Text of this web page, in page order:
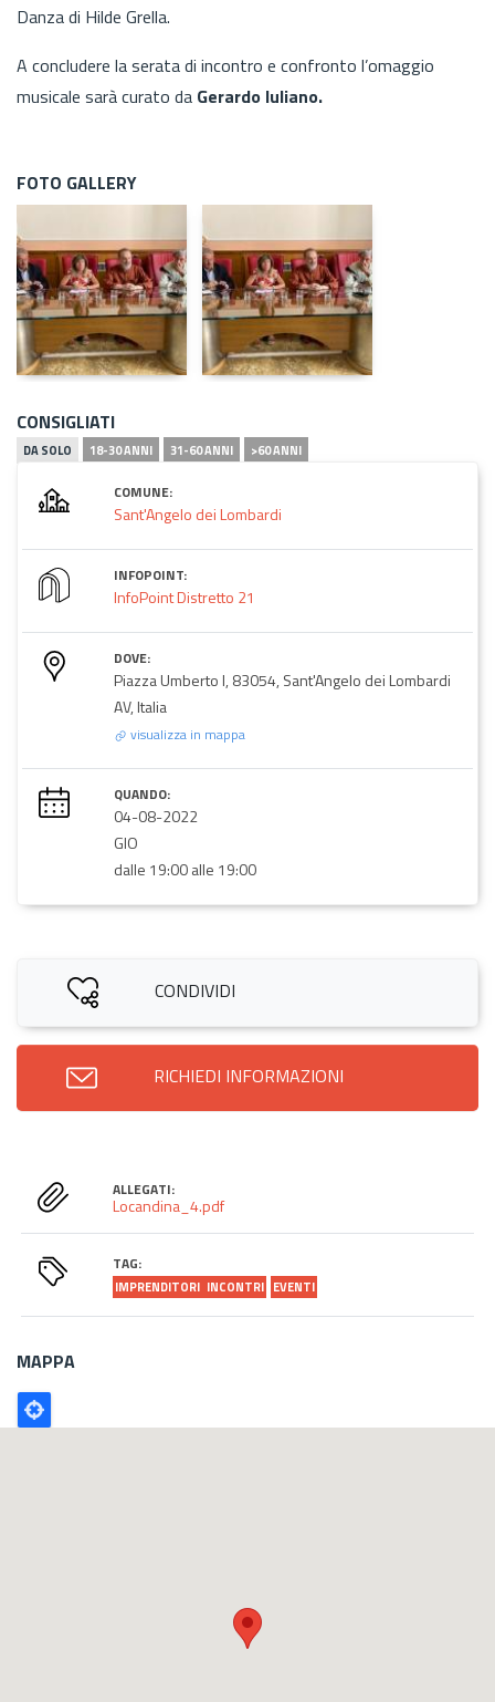
Danza di Hilde Grella.
A concludere la serata di incontro e confronto l’omaggio
musicale sarà curato da Gerardo Iuliano.
FOTO GALLERY
CONSIGLIATI
DA SOLO 18-30 ANNI 31-60 ANNI >60 ANNI
COMUNE:
Sant'Angelo dei Lombardi
INFOPOINT:
InfoPoint Distretto 21
DOVE:
Piazza Umberto I, 83054, Sant'Angelo dei Lombardi
AV, Italia
visualizza in mappa
QUANDO:
04-08-2022
GIO
dalle 19:00 alle 19:00
CONDIVIDI
RICHIEDI INFORMAZIONI
ALLEGATI:
Locandina_4.pdf
TAG:
IMPRENDITORI INCONTRI EVENTI
MAPPA
Poligono
GEO